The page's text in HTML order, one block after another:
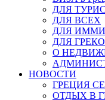
ДЛЯ
ДЛЯ ВСЕХ
ДЛЯ
ДЛЯ
О
НОВОСТИ
ГРЕЦИЯ
ОТДЫХ В